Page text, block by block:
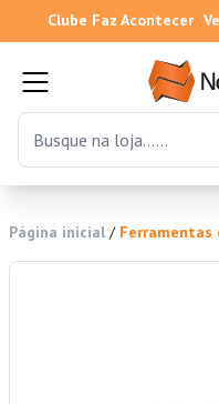
Clube Faz Acontecer
Página inicial / Ferramentas